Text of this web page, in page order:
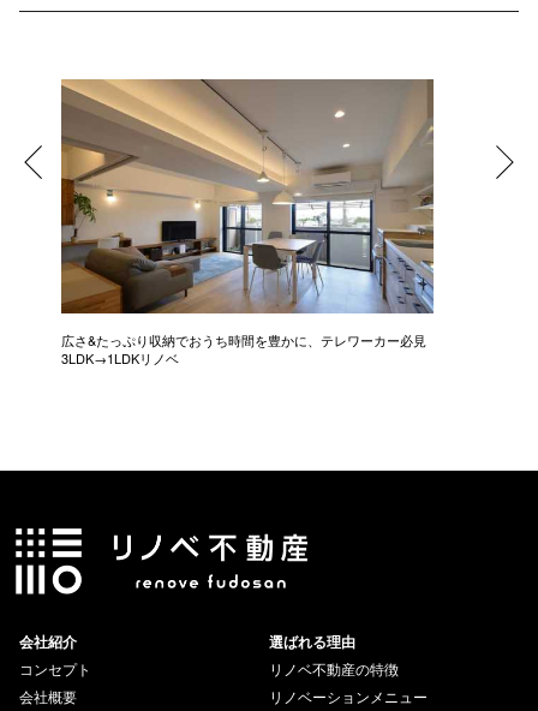
広さ&たっぷり収納でおうち時間を豊かに、テレワーカー必見
3LDK→1LDKリノベ
会社紹介
コンセプト
会社概要
選ばれる理由
リノベ不動産の特徴
リノベーションメニュー